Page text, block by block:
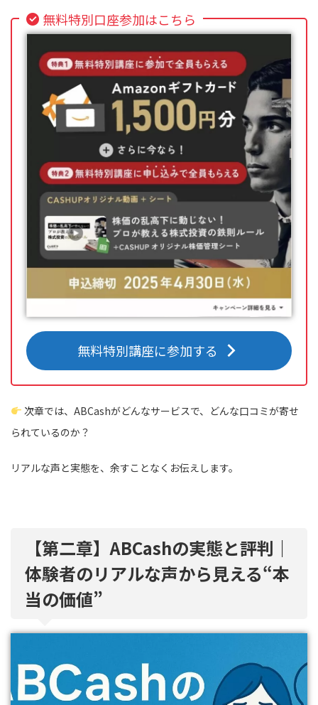
無料特別口座参加はこちら
無料特別講座に参加する
次章では、ABCashがどんなサービスで、どんな口コミが寄せ
られているのか？
リアルな声と実態を、余すことなくお伝えします。
【第二章】ABCashの実態と評判｜
体験者のリアルな声から見える“本
当の価値”